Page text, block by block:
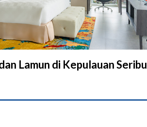
Lamun di Kepulauan Seribu